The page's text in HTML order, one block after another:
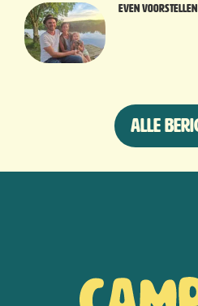
Even voorstellen
Alle